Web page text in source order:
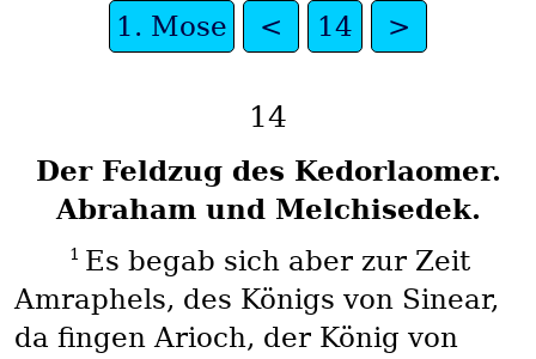
1. Mose < 14 >
14
Der Feldzug des Kedorlaomer.
Abraham und Melchisedek.
1 Es begab sich aber zur Zeit
Amraphels, des Königs von Sinear,
da fingen Arioch, der König von